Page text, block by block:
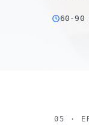
60-90
05 ·